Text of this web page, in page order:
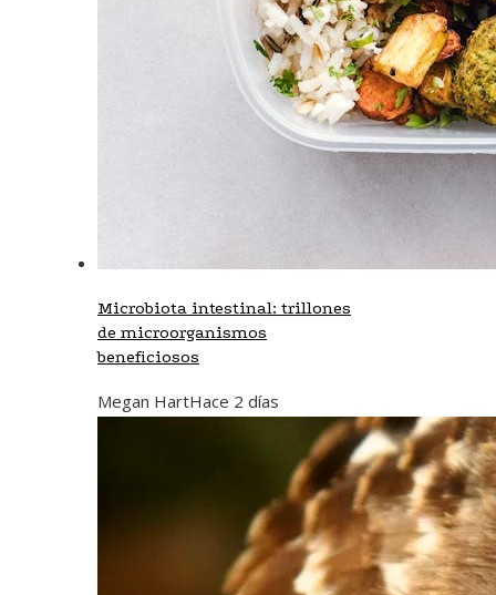
Microbiota intestinal: trillones
de microorganismos
beneficiosos
Megan HartHace 2 días